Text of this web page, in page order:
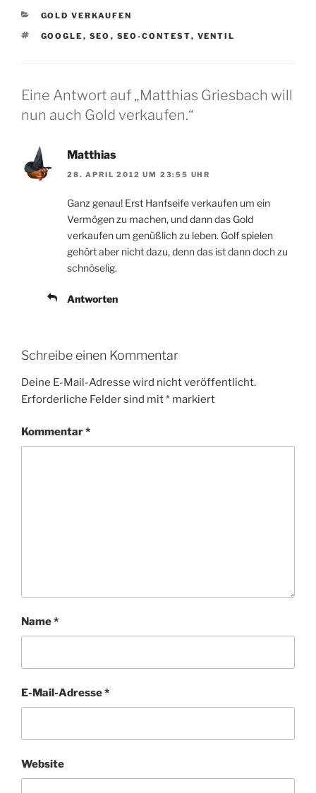
KATEGORIEN
GOLD VERKAUFEN
SCHLAGWÖRTER
GOOGLE , SEO , SEO-CONTEST, VENTIL
Eine Antwort auf „Matthias Griesbach will
nun auch Gold verkaufen.“
Matthias
28. APRIL 2012 UM 23:55 UHR
Ganz genau! Erst Hanfseife verkaufen um ein
Vermögen zu machen, und dann das Gold
verkaufen um genüßlich zu leben. Golf spielen
gehört aber nicht dazu, denn das ist dann doch zu
schnöselig.
Antworten
Schreibe einen Kommentar
Deine E-Mail-Adresse wird nicht veröffentlicht.
Erforderliche Felder sind mit* markiert
Kommentar*
Name*
E-Mail-Adresse*
Website